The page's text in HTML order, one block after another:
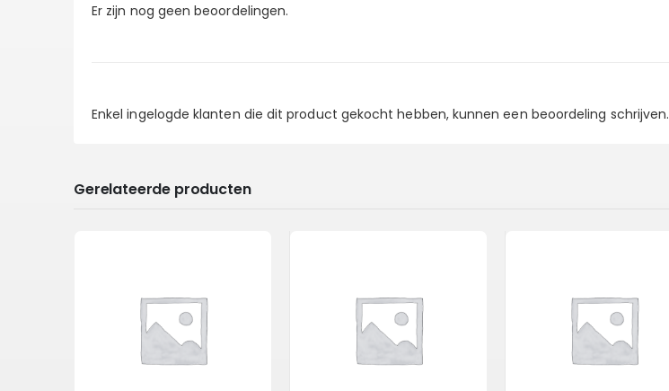
Er zijn nog geen beoordelingen.
Enkel ingelogde klanten die dit product gekocht hebben, kunnen een beoordeling schrijven.
Gerelateerde producten